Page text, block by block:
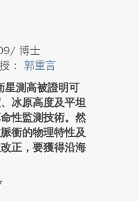
博士
： 郭重言
星測高被證明可
冰原高度及平坦
性監測技術。然
衝的物理特性及
正，要獲得沿海